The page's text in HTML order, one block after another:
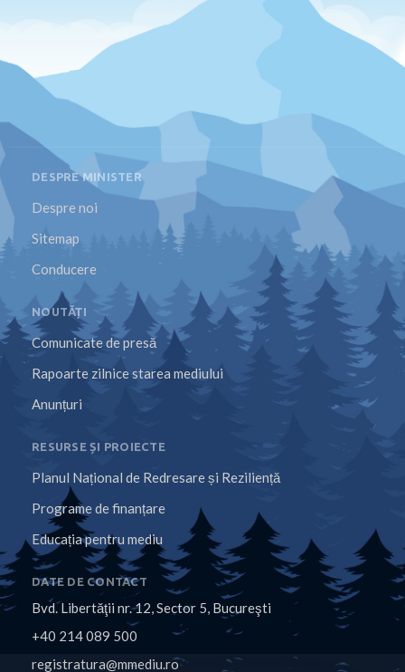
DESPRE MINISTER
Despre noi
Sitemap
Conducere
NOUTĂȚI
Comunicate de presă
Rapoarte zilnice starea mediului
Anunțuri
RESURSE ȘI PROIECTE
Planul Național de Redresare și Reziliență
Programe de finanțare
Educația pentru mediu
DATE DE CONTACT
Bvd. Libertăţii nr. 12, Sector 5, Bucureşti
+40 214 089 500
registratura@mmediu.ro